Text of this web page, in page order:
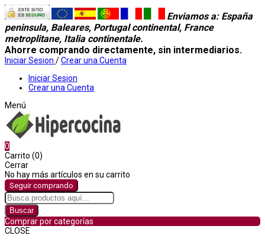
Enviamos a: España
peninsula, Baleares, Portugal continental, France
metroplitane, Italia continentale.
Ahorre comprando directamente, sin intermediarios.
Iniciar Sesion /Crear una Cuenta
Iniciar Sesion
Crear una Cuenta
Menú
0
Carrito (0)
Cerrar
No hay más artículos en su carrito
Seguir comprando
Buscar
Comprar por categorías
CLOSE